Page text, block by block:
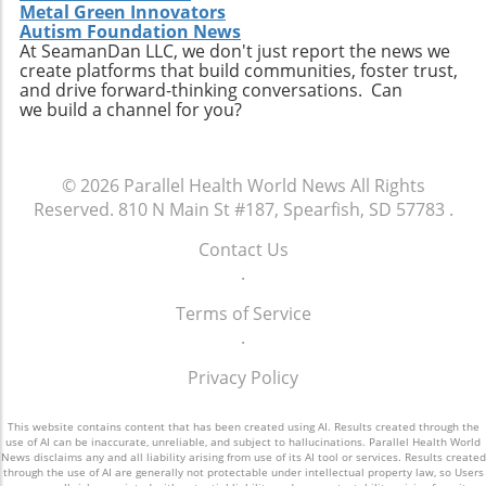
individuals to easily access relevant data and
connect with like-minded advocates in their
areas. Conclusion: A Push for Change The
movement initiated by Baltimore has the
potential to reshape our understanding of
emergency services, signaling a shift towards
to mental health challenges. As our society
embraces these changes, being informed and
proactive will be key in navigating the
complexities of health and wellness. Keeping
discussions and demand better resources for
mental health. Consider how you can get
initiatives in your area and advocate for a
comprehensive needs of all its citizens.
personal connection—a critical component of
healthcare. The future may involve a hybrid
model where AI handles preliminary outreach
and administrative duties while human staff
manage more nuanced and sensitive aspects
usage prompts an essential dialogue regarding
ethical oversight in healthcare technology.
Stakeholders, including healthcare providers,
regulators, and advocates, must work
together to develop guidelines that ensure
transparency, respect for privacy, and
supplement and refine human interaction,
may find navigating the system challenging.
Enhanced transparency around how AI tools
operate and the data they process could help
Metal Green Innovators
Autism Foundation News
At SeamanDan LLC, we don't just report the news we
create platforms that build communities, foster trust,
and drive forward-thinking conversations. Can
we build a channel for you?
© 2026 Parallel Health World News All Rights
Reserved. 810 N Main St #187, Spearfish, SD 57783 .
Contact Us
.
Terms of Service
.
Privacy Policy
This website contains content that has been created using AI. Results created through the
use of AI can be inaccurate, unreliable, and subject to hallucinations. Parallel Health World
News disclaims any and all liability arising from use of its AI tool or services. Results created
through the use of AI are generally not protectable under intellectual property law, so Users